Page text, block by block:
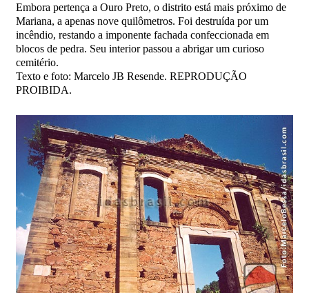
Embora pertença a Ouro Preto, o distrito está mais próximo de
Mariana, a apenas nove quilômetros. Foi destruída por um
incêndio, restando a imponente fachada confeccionada em
blocos de pedra. Seu interior passou a abrigar um curioso
cemitério.
Texto e foto: Marcelo JB Resende. REPRODUÇÃO
PROIBIDA.